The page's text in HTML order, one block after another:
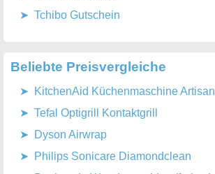
Tchibo Gutschein
Beliebte Preisvergleiche
KitchenAid Küchenmaschine Artisan
Tefal Optigrill Kontaktgrill
Dyson Airwrap
Philips Sonicare Diamondclean